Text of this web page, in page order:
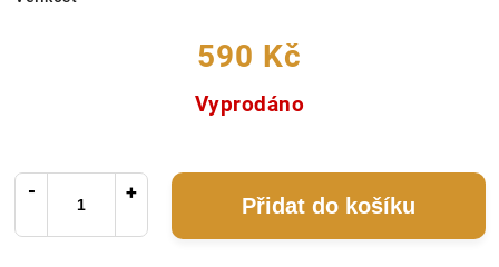
590 Kč
Vyprodáno
Přidat do košíku